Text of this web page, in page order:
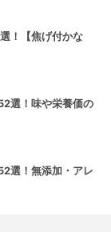
！【焦げ付かな
選！味や栄養価の
選！無添加・アレ